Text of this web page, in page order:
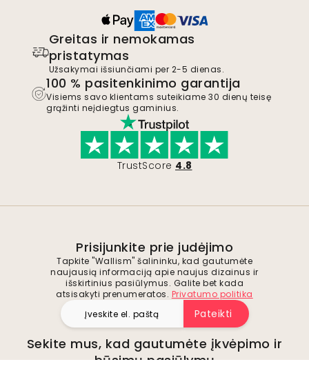
Greitas ir nemokamas
pristatymas
Užsakymai išsiunčiami per 2-5 dienas.
100 % pasitenkinimo garantija
Visiems savo klientams suteikiame 30 dienų teisę
grąžinti neįdiegtus gaminius.
TrustScore 4.8
Prisijunkite prie judėjimo
Tapkite "Wallism" šalininku, kad gautumėte
naujausią informaciją apie naujus dizainus ir
išskirtinius pasiūlymus. Galite bet kada
atsisakyti prenumeratos. Privatumo politika
Pateikti
Sekite mus, kad gautumėte įkvėpimo ir
būsimų pasiūlymų